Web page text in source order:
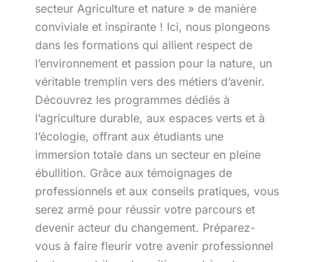
secteur Agriculture et nature » de manière
conviviale et inspirante ! Ici, nous plongeons
dans les formations qui allient respect de
l’environnement et passion pour la nature, un
véritable tremplin vers des métiers d’avenir.
Découvrez les programmes dédiés à
l’agriculture durable, aux espaces verts et à
l’écologie, offrant aux étudiants une
immersion totale dans un secteur en pleine
ébullition. Grâce aux témoignages de
professionnels et aux conseils pratiques, vous
serez armé pour réussir votre parcours et
devenir acteur du changement. Préparez-
vous à faire fleurir votre avenir professionnel